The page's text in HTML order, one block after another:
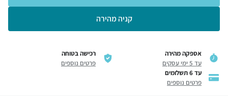
קניה מהירה
אספקה מהירה
עד 5 ימי עסקים
רכישה בטוחה
פרטים נוספים
עד 6 תשלומים
פרטים נוספים